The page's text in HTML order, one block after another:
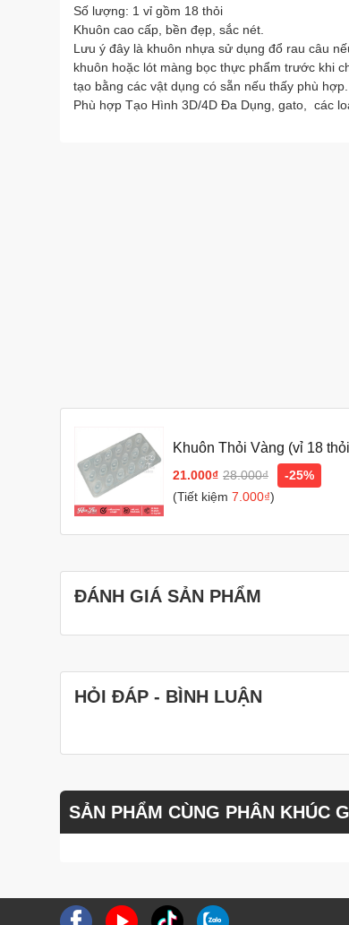
Số lượng: 1 vỉ gồm 18 thỏi
Khuôn cao cấp, bền đẹp, sắc nét.
Lưu ý đây là khuôn nhựa sử dụng đổ rau câu
khuôn hoặc lót màng bọc thực phẩm trước khi
tạo bằng các vật dụng có sẵn nếu thấy phù hợp.
Phù hợp Tạo Hình 3D/4D Đa Dụng, gato, các
Khuôn Thỏi Vàng (vỉ 18
21.000₫ 28.000₫
-25%
(Tiết kiệm 7.000₫)
ĐÁNH GIÁ SẢN PHẨM
HỎI ĐÁP - BÌNH LUẬN
SẢN PHẨM CÙNG PHÂN KHÚC